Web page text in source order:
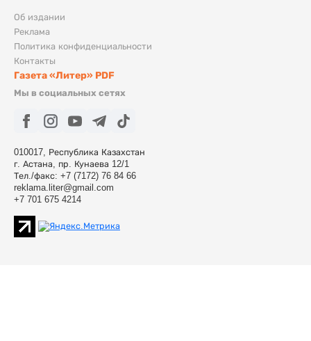
Об издании
Реклама
Политика конфиденциальности
Контакты
Газета «Литер» PDF
Мы в социальных сетях
010017, Республика Казахстан
г. Астана, пр. Кунаева 12/1
Тел./факс: +7 (7172) 76 84 66
reklama.liter@gmail.com
+7 701 675 4214